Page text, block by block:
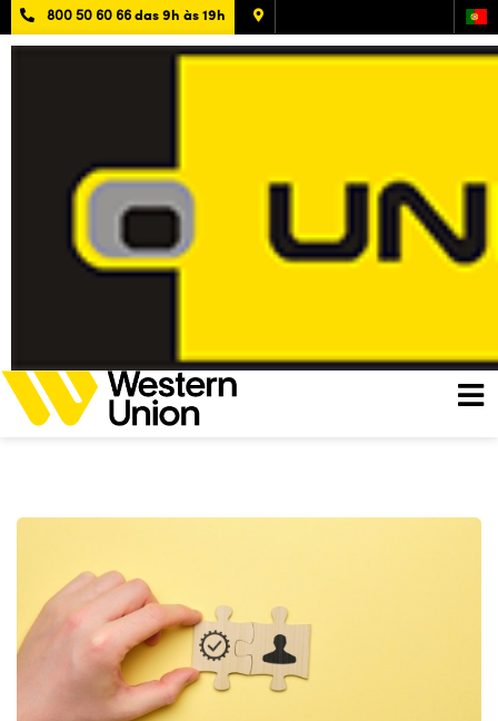
800 50 60 66 das 9h às 19h